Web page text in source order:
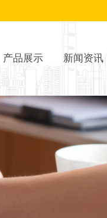
产品展示 新闻资讯